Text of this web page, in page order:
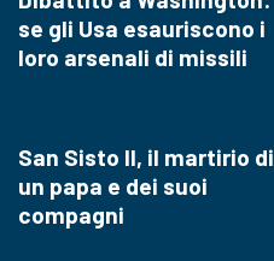
se gli Usa esauriscono i
loro arsenali di missili
San Sisto II, il martirio di
un papa e dei suoi
compagni